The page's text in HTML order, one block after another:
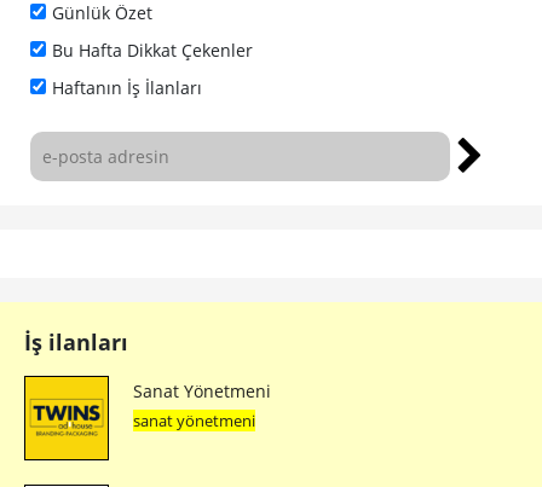
Günlük Özet
Bu Hafta Dikkat Çekenler
Haftanın İş İlanları
İş ilanları
Sanat Yönetmeni
sanat yönetmeni